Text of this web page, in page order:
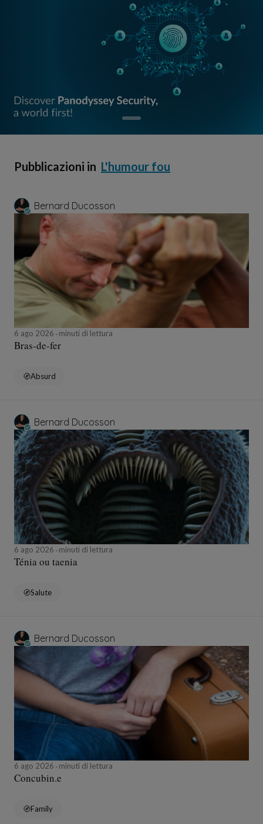
Pubblicazioni in L'humour fou
Bernard Ducosson
6 ago 2026 minuti di lettura
Bras-de-fer
Absurd
Bernard Ducosson
6 ago 2026 minuti di lettura
Ténia ou taenia
Salute
Bernard Ducosson
6 ago 2026 minuti di lettura
Concubin.e
Family